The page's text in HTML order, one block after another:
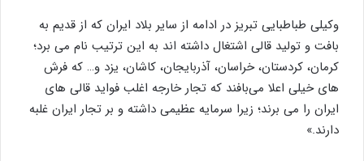
وکیلی طباطبایی تبریز در ادامه از سایر بلاد ایران که از قدیم به
بافت و تولید قالی اشتغال داشته اند به این ترتیب نام می برد؛
کرمان، کردستان، خراسان، آذربایجان، کاشان، یزد و… که فرش
های خیلی اعلا می‌بافند که تجار خارجه اغلب فواید قالی های
ایران را می برند؛ زیرا سرمایه عظیمی داشته و بر تجار ایران غلبه
دارند.»